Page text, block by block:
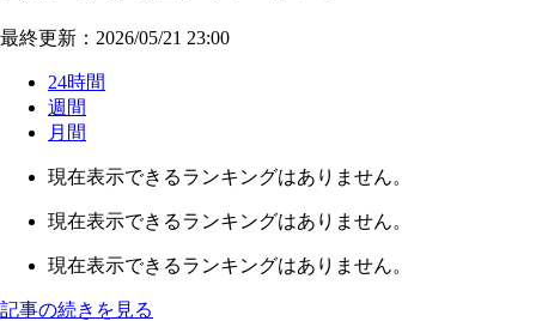
最終更新：2026/05/21 23:00
24時間
週間
月間
現在表示できるランキングはありません。
現在表示できるランキングはありません。
現在表示できるランキングはありません。
記事の続きを見る